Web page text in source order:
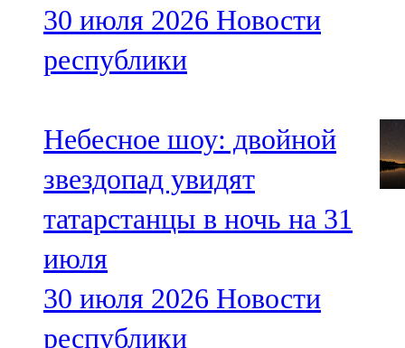
30 июля 2026 Новости
республики
Небесное шоу: двойной
звездопад увидят
татарстанцы в ночь на 31
июля
30 июля 2026 Новости
республики